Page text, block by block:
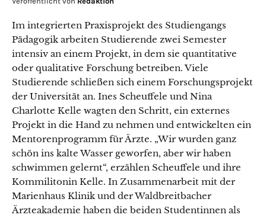
Im integrierten Praxisprojekt des Studiengangs
Pädagogik arbeiten Studierende zwei Semester
intensiv an einem Projekt, in dem sie quantitative
oder qualitative Forschung betreiben. Viele
Studierende schließen sich einem Forschungsprojekt
der Universität an. Ines Scheuffele und Nina
Charlotte Kelle wagten den Schritt, ein externes
Projekt in die Hand zu nehmen und entwickelten ein
Mentorenprogramm für Ärzte. „Wir wurden ganz
schön ins kalte Wasser geworfen, aber wir haben
schwimmen gelernt“, erzählen Scheuffele und ihre
Kommilitonin Kelle. In Zusammenarbeit mit der
Marienhaus Klinik und der Waldbreitbacher
Ärzteakademie haben die beiden Studentinnen als